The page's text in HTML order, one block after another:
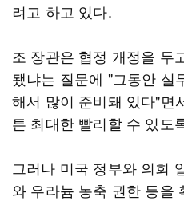
려고 하고 있다.
조 장관은 협정 개정을 두
됐냐는 질문에 "그동안 실
해서 많이 준비돼 있다"면
튼 최대한 빨리할 수 있도
그러나 미국 정부와 의회
와 우라늄 농축 권한 등을